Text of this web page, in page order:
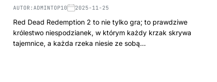
AUTOR: ADMINTOP10 2025-11-25
Red Dead Redemption 2 to nie tylko gra; to prawdziwe
królestwo niespodzianek, w którym każdy krzak skrywa
tajemnice, a każda rzeka niesie ze sobą…